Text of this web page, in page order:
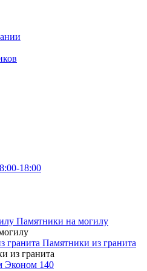
18:00
Памятники на могилу
Памятники из гранита
из гранита
Эконом 140